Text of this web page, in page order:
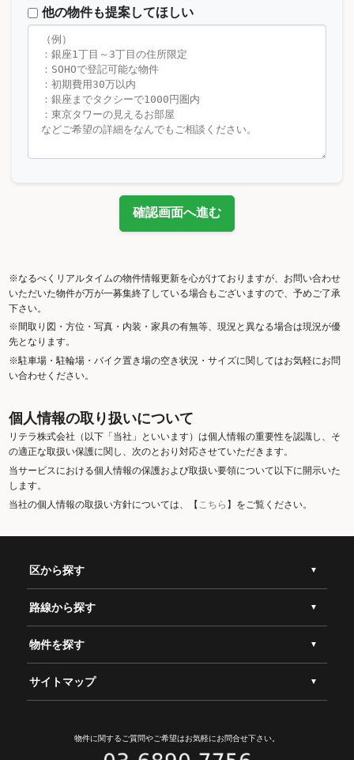
他の物件も提案してほしい
確認画面へ進む
※なるべくリアルタイムの物件情報更新を心がけておりますが、お問い合わせ
いただいた物件が万が一募集終了している場合もございますので、予めご了承
下さい。
※間取り図・方位・写真・内装・家具の有無等、現況と異なる場合は現況が優
先となります。
※駐車場・駐輪場・バイク置き場の空き状況・サイズに関してはお気軽にお問
い合わせください。
個人情報の取り扱いについて
リテラ株式会社（以下「当社」といいます）は個人情報の重要性を認識し、そ
の適正な取扱い保護に関し、次のとおり対応させていただきます。
当サービスにおける個人情報の保護および取扱い要領について以下に開示いた
します。
当社の個人情報の取扱い方針については、【こちら 】をご覧ください。
区から探す
路線から探す
物件を探す
サイトマップ
物件に関するご質問やご希望はお気軽にお問合せ下さい。